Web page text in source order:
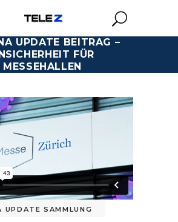
UPDATE BEITRAG –
FÜR
MESSEHALLEN
UPDATE SAMMLUNG